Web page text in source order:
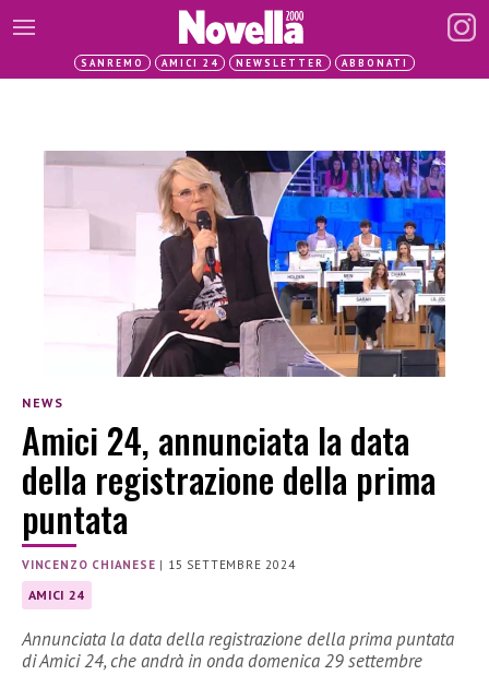
SANREMO AMICI 24 NEWSLETTER ABBONATI
NEWS
Amici 24, annunciata la data
della registrazione della prima
puntata
VINCENZO CHIANESE | 15 SETTEMBRE 2024
AMICI 24
Annunciata la data della registrazione della prima puntata
di Amici 24, che andrà in onda domenica 29 settembre